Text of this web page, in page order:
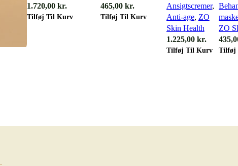
1.720,00 kr.
Tilføj Til Kurv
465,00kr.
Tilføj Til Kurv
Ansigtscremer,
Anti-age, ZO
Skin Health
1.225,00 kr.
Tilføj Til Kurv
ZO
Tilføj